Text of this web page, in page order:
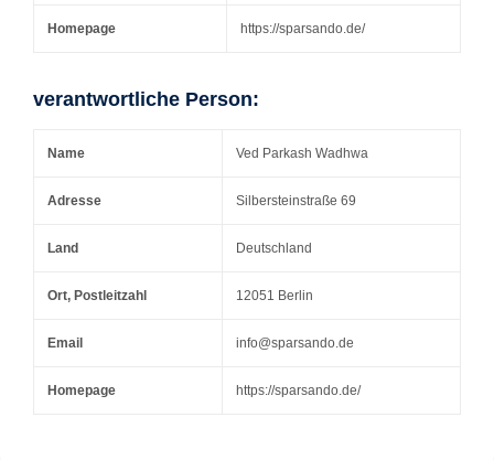
Homepage https://sparsando.de/
verantwortliche Person:
Name Ved Parkash Wadhwa
Adresse Silbersteinstraße 69
Land Deutschland
Ort, Postleitzahl 12051 Berlin
Email info@sparsando.de
Homepage https://sparsando.de/